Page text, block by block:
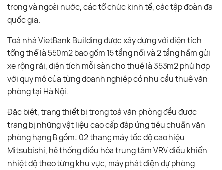
trong và ngoài nước, các tổ chức kinh tế, các tập đoàn đa
quốc gia.
Toà nhà VietBank Building được xây dựng với diện tích
tổng thể là 550m2 bao gồm 15 tầng nổi và 2 tầng hầm gửi
xe rộng rãi, diện tích mỗi sàn cho thuê là 353m2 phù hợp
với quy mô của từng doanh nghiệp có nhu cầu thuê văn
phòng tại Hà Nội.
Đặc biệt, trang thiết bị trong toà văn phòng đều được
trang bị những vật liệu cao cấp đáp ứng tiêu chuẩn văn
phòng hạng B gồm: 02 thang máy tốc độ cao hiệu
Mitsubishi, hệ thống điều hòa trung tâm VRV điều khiển
nhiệt độ theo từng khu vực, máy phát điện dự phòng